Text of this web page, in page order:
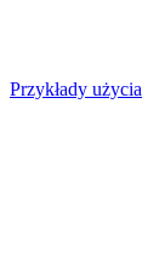
Przykłady użycia